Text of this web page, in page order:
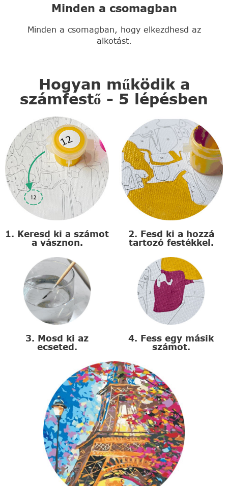
Minden a csomagban
Minden a csomagban, hogy elkezdhesd az
alkotást.
Hogyan működik a
számfestő - 5 lépésben
1. Keresd ki a számot
a vásznon.
2. Fesd ki a hozzá
tartozó festékkel.
3. Mosd ki az
ecseted.
4. Fess egy másik
számot.